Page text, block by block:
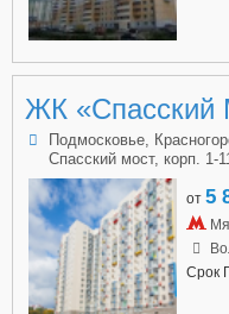
ЖК «Спасский
Подмосковье,
Спасский мост, корп. 1-
от 5
Срок